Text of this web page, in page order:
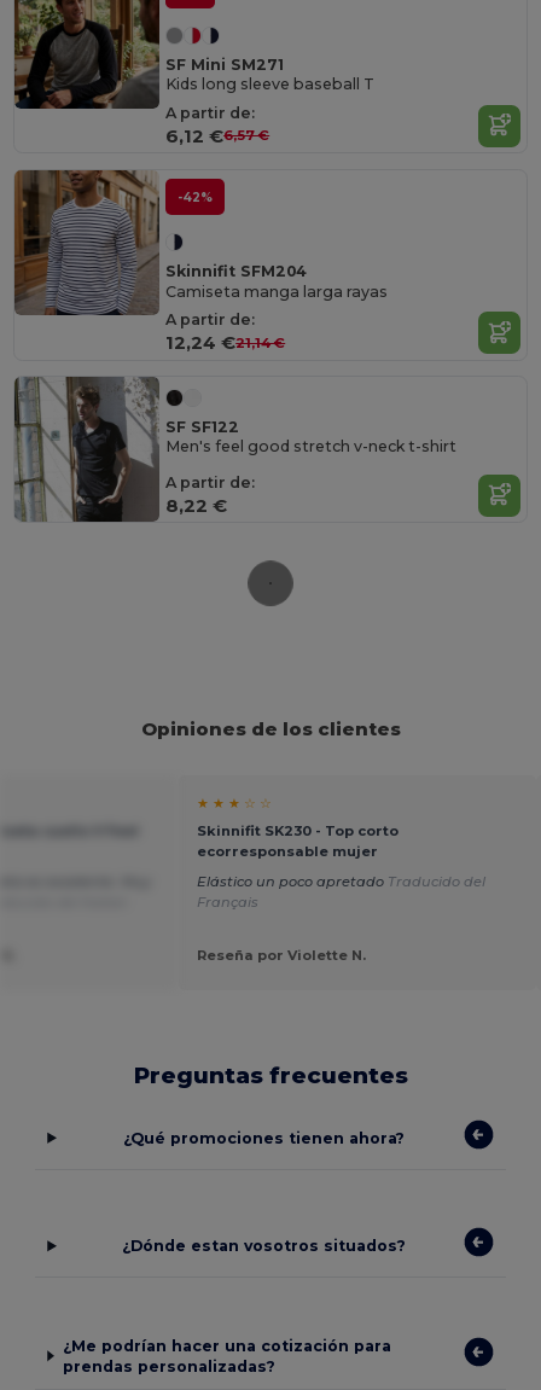
SF Mini SM271
Kids long sleeve baseball T
A partir de:
6,12 €6,57 €
-42%
Skinnifit SFM204
Camiseta manga larga rayas
A partir de:
12,24 €21,14 €
SF SF122
Men's feel good stretch v-neck t-shirt
A partir de:
8,22 €
Opiniones de los clientes
★ ★ ★ ☆ ☆
Skinnifit SK230 - Top corto
ecorresponsable mujer
Elástico un poco apretado Traducido del
Français
Reseña por Violette N.
Preguntas frecuentes
¿Qué promociones tienen ahora?
¿Dónde estan vosotros situados?
¿Me podrían hacer una cotización para
prendas personalizadas?